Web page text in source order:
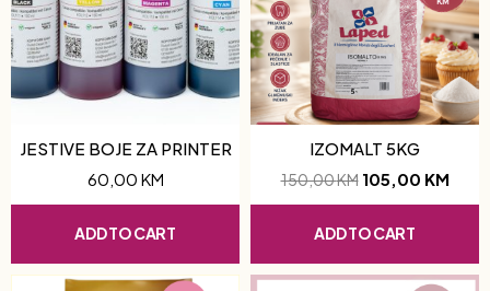
JESTIVE BOJE ZA PRINTER
60,00 KM
ADD TO CART
IZOMALT 5KG
150,00KM 105,00 KM
ADD TO CART